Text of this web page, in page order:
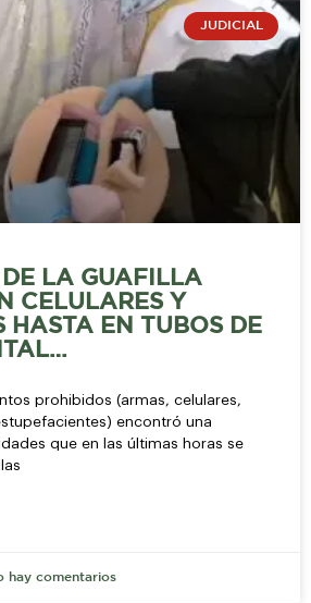
JUDICIAL
DE LA GUAFILLA
CELULARES Y
HASTA EN TUBOS DE
prohibidos (armas, celulares,
encontró una
que en las últimas horas se
hay comentarios